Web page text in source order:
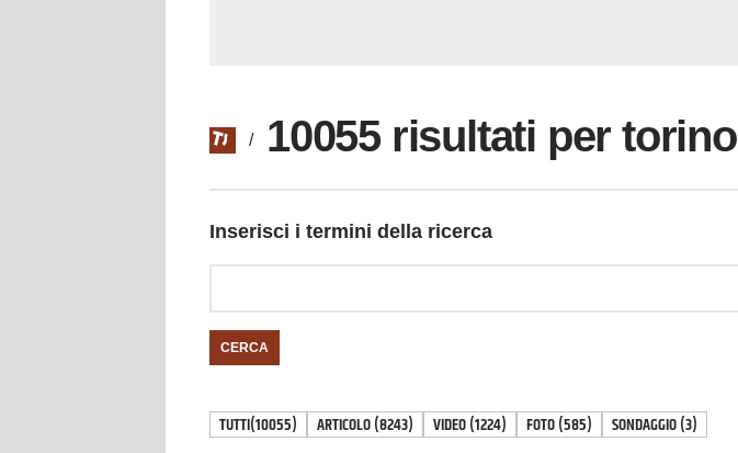
/ 10055 risultati per torino
Inserisci i termini della ricerca
CERCA
TUTTI(10055) ARTICOLO(8243) VIDEO(1224) FOTO(585) SONDAGGIO(3)